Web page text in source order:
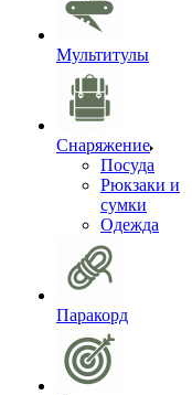
Мультитулы
Снаряжение
Посуда
Рюкзаки и
сумки
Одежда
Паракорд